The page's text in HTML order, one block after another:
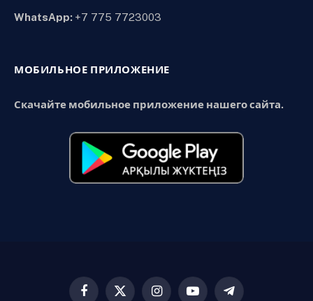
WhatsApp: +7 775 7723003
МОБИЛЬНОЕ ПРИЛОЖЕНИЕ
Скачайте мобильное приложение нашего сайта.
Facebook
X InstagramYouTubeTelegram